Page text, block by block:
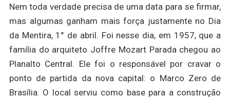
Nem toda verdade precisa de uma data para se firmar,
mas algumas ganham mais força justamente no Dia
da Mentira, 1° de abril. Foi nesse dia, em 1957, que a
família do arquiteto Joffre Mozart Parada chegou ao
Planalto Central. Ele foi o responsável por cravar o
ponto de partida da nova capital: o Marco Zero de
Brasília. O local serviu como base para a construção